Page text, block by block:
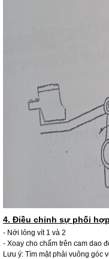
4. Điều chỉnh sự phối
- Nới lỏng vít 1 và 2
- Xoay cho chấm trên cam dao
Lưu ý: Tìm mặt phải vuông góc